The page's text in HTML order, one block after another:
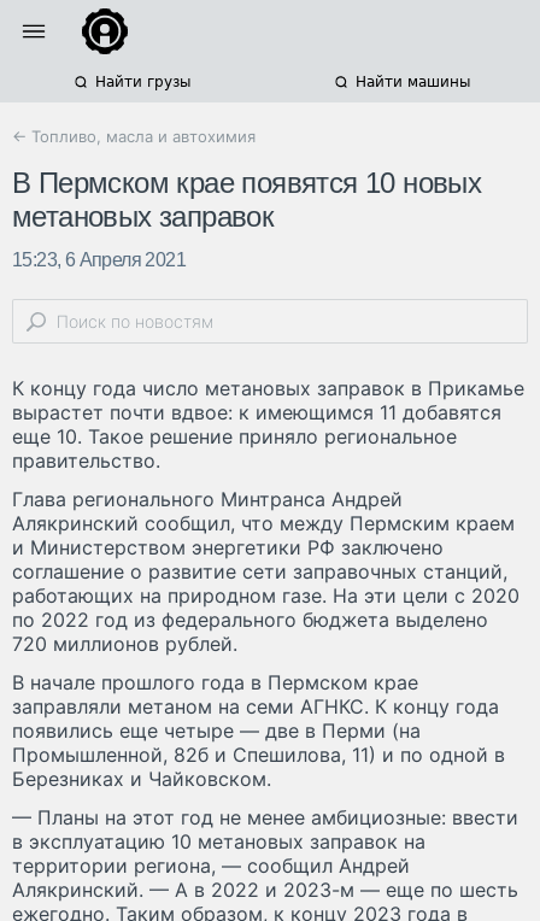
Найти грузы Найти машины
← Топливо, масла и автохимия
В Пермском крае появятся 10 новых
метановых заправок
15:23, 6 Апреля 2021
К концу года число метановых заправок в Прикамье
вырастет почти вдвое: к имеющимся 11 добавятся
еще 10. Такое решение приняло региональное
правительство.
Глава регионального Минтранса Андрей
Алякринский сообщил, что между Пермским краем
и Министерством энергетики РФ заключено
соглашение о развитие сети заправочных станций,
работающих на природном газе. На эти цели с 2020
по 2022 год из федерального бюджета выделено
720 миллионов рублей.
В начале прошлого года в Пермском крае
заправляли метаном на семи АГНКС. К концу года
появились еще четыре — две в Перми (на
Промышленной, 82б и Спешилова, 11) и по одной в
Березниках и Чайковском.
— Планы на этот год не менее амбициозные: ввести
в эксплуатацию 10 метановых заправок на
территории региона, — сообщил Андрей
Алякринский. — А в 2022 и 2023-м — еще по шесть
ежегодно. Таким образом, к концу 2023 года в